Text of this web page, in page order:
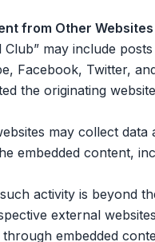
from Other Websites
Club” may include
Facebook, Twitter,
the originating
may collect
embedded content,
activity is beyond
external
embedded